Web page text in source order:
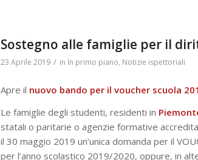
Sostegno alle famiglie per il
23 Aprile 2019 / in In primo piano, Notizie ispettoriali
Apre il nuovo bando per il voucher scuola
Le famiglie degli studenti, residenti in
statali o paritarie o agenzie formative
il 30 maggio 2019 un’unica domanda per il
per l’anno scolastico 2019/2020, oppure, in